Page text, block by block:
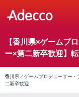
【香川県×ゲームプ
ー×第二新卒歓迎】
香川県／ゲームプロデューサー
二新卒歓迎